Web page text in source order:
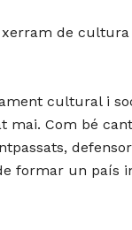
de
cultural i
Com bé
formar un país